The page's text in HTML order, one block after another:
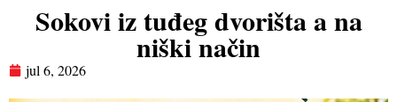
Sokovi iz tuđeg dvorišta a na
niški način
jul 6, 2026